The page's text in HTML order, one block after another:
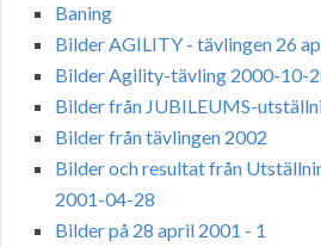
Baning
Bilder AGILITY - tävlingen 26
Bilder Agility-tävling 2000-10-
Bilder från JUBILEUMS-
Bilder från tävlingen 2002
Bilder och resultat från
2001-04-28
Bilder på 28 april 2001 - 1